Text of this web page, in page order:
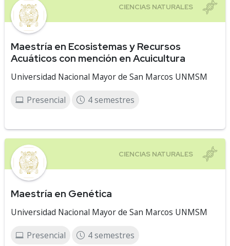
Maestría en Ecosistemas y Recursos
Acuáticos con mención en Acuicultura
Universidad Nacional Mayor de San Marcos UNMSM
Presencial 4 semestres
Maestría en Genética
Universidad Nacional Mayor de San Marcos UNMSM
Presencial 4 semestres